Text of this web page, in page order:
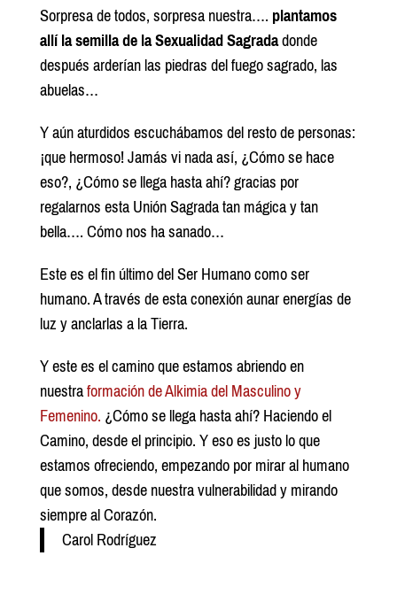
Sorpresa de todos, sorpresa nuestra….plantamos
allí la semilla de la Sexualidad Sagradadonde
después arderían las piedras del fuego sagrado, las
abuelas…
Y aún aturdidos escuchábamos del resto de personas:
¡que hermoso! Jamás vi nada así, ¿Cómo se hace
eso?, ¿Cómo se llega hasta ahí? gracias por
regalarnos esta Unión Sagrada tan mágica y tan
bella…. Cómo nos ha sanado…
Este es el fin último del Ser Humano como ser
humano. A través de esta conexión aunar energías de
luz y anclarlas a la Tierra.
Y este es el camino que estamos abriendo en
nuestraformación de Alkimia del Masculino y
Femenino.¿Cómo se llega hasta ahí? Haciendo el
Camino, desde el principio. Y eso es justo lo que
estamos ofreciendo, empezando por mirar al humano
que somos, desde nuestra vulnerabilidad y mirando
siempre al Corazón.
Carol Rodríguez